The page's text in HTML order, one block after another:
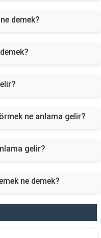
demek?
ne anlama gelir?
gelir?
ne demek?